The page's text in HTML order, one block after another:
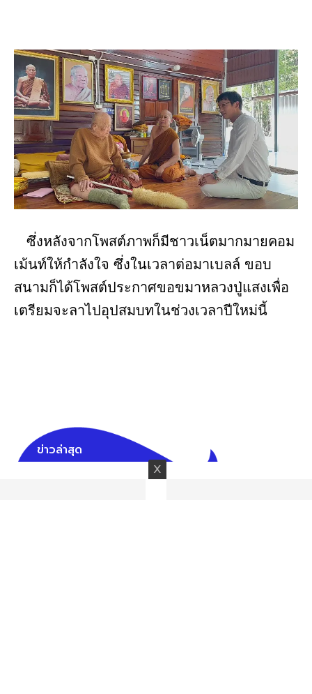
ซึ่งหลังจากโพสต์ภาพก็มีชาวเน็ตมากมายคอม
เม้นท์ให้กำลังใจ ซึ่งในเวลาต่อมาเบลล์ ขอบ
สนามก็ได้โพสต์ประกาศขอขมาหลวงปู่แสงเพื่อ
เตรียมจะลาไปอุปสมบทในช่วงเวลาปีใหม่นี้
ข่าวล่าสุด